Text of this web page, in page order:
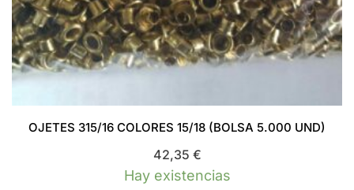
OJETES 315/16 COLORES 15/18 (BOLSA 5.000 UND)
42,35 €
Hay existencias